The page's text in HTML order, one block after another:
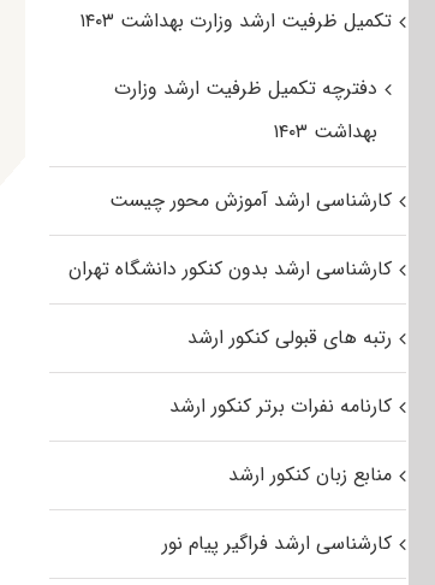
تکمیل ظرفیت ارشد وزارت بهداشت ۱۴۰۳
دفترچه تکمیل ظرفیت ارشد وزارت
بهداشت ۱۴۰۳
کارشناسی ارشد آموزش محور چیست
کارشناسی ارشد بدون کنکور دانشگاه تهران
رتبه های قبولی کنکور ارشد
کارنامه نفرات برتر کنکور ارشد
منابع زبان کنکور ارشد
کارشناسی ارشد فراگیر پیام نور